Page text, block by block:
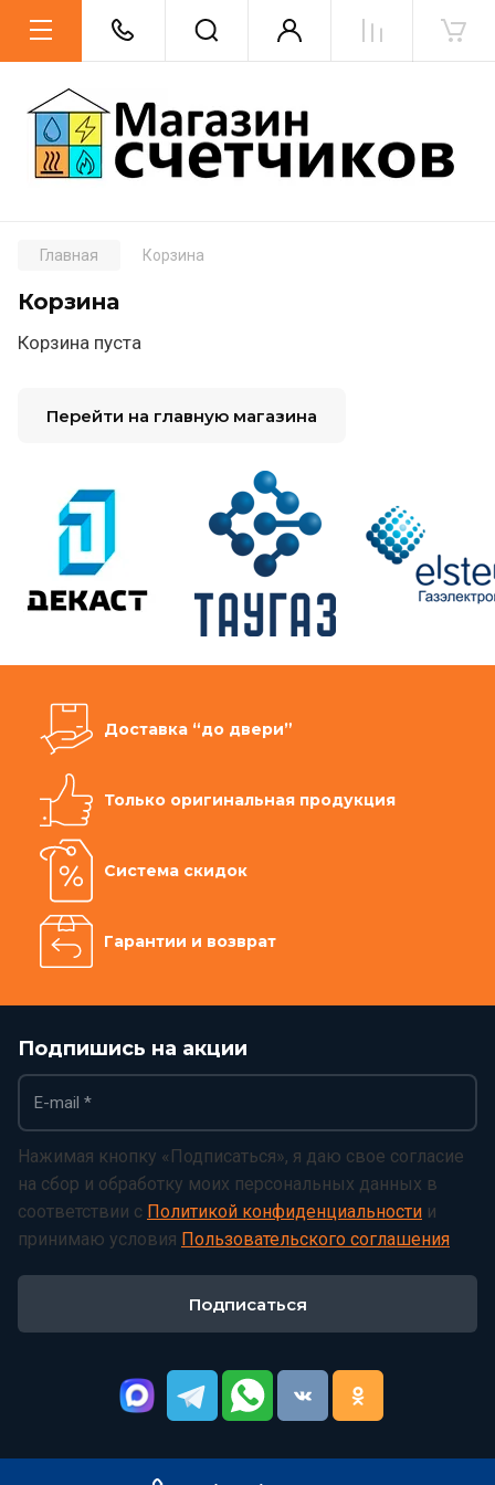
Главная Корзина
Корзина
Корзина пуста
Перейти на главную магазина
Доставка “до двери”
Только оригинальная продукция
Система скидок
Гарантии и возврат
Подпишись на акции
Нажимая кнопку «Подписаться», я даю свое согласие
на сбор и обработку моих персональных данных в
соответствии с Политикой конфиденциальности и
принимаю условия Пользовательского соглашения
Подписаться